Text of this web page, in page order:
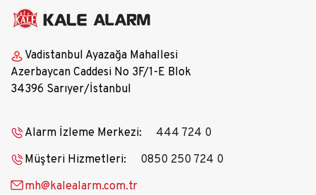
Vadistanbul Ayazağa Mahallesi
Azerbaycan Caddesi No 3F/1-E Blok
34396 Sarıyer/İstanbul
Alarm İzleme Merkezi:
444 724 0
Müşteri Hizmetleri:
0850 250 724 0
mh@kalealarm.com.tr